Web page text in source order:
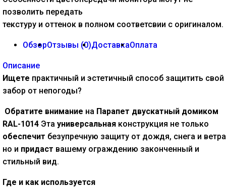
позволить передать
текстуру и оттенок в полном соответсвии с оригиналом.
ОбзорОтзывы (0)ДоставкаОплата
Описание
Ищете практичный и эстетичный способ защитить свой
забор от непогоды?
Обратите внимание на Парапет двускатный домиком
RAL-1014 Эта универсальная конструкция не только
обеспечит безупречную защиту от дождя, снега и
но и придаст вашему ограждению законченный и
стильный вид.
Где и как используется